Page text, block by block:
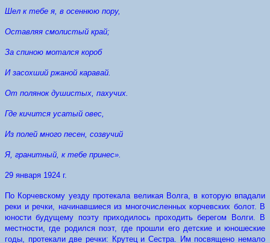
Шел к тебе я, в осеннюю пору,
Оставляя смолистый край;
За спиною мотался короб
И засохший ржаной каравай.
От полянок душистых, пахучих.
Где кичится усатый овес,
Из полей много песен, созвучий
Я, гранитный, к тебе принес».
29 января 1924 г.
По Корчевскому уезду протекала великая Волга, в которую впадали
реки и речки, начинавшиеся из многочисленных корчевских болот. В
юности будущему поэту приходилось проходить берегом Волги. В
местности, где родился поэт, где прошли его детские и юношеские
годы, протекали две речки: Крутец и Сестра. Им посвящено немало